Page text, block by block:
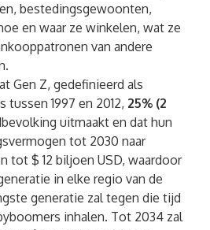
bestedingsgewoonten,
en waar ze winkelen, wat ze
van andere
Gen Z, gedefinieerd als
tussen 1997 en 2012, 25% (2
uitmaakt en dat hun
tot 2030 naar
tot $ 12 biljoen USD, waardoor
in elke regio van de
generatie zal tegen die tijd
inhalen. Tot 2034 zal